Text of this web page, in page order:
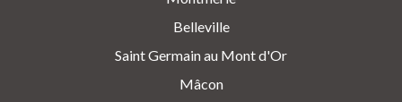
Belleville
Saint Germain au Mont d'Or
Mâcon